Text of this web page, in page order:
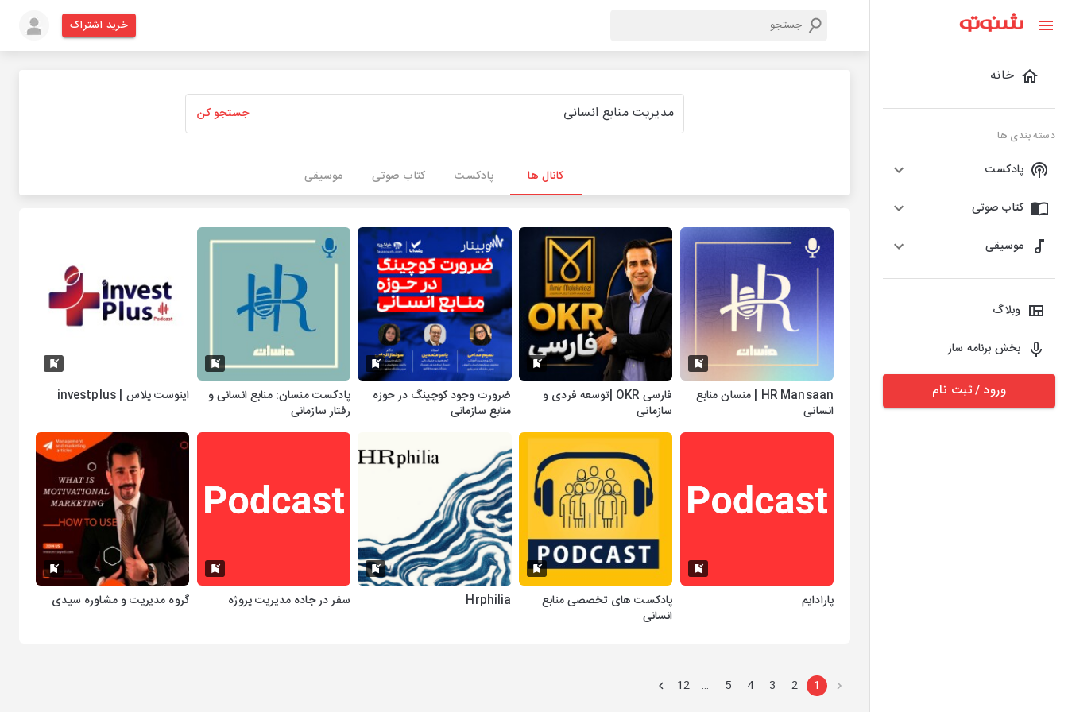
خانه
دسته بندی ها
پادکست
کتاب صوتی
موسیقی
وبلاگ
بخش برنامه ساز
ورود / ثبت نام
خرید اشتراک
جستجو کن
کانال ها پادکست کتاب صوتی موسیقی
HR Mansaan | منسان منابع
انسانی
فارسی OKR |توسعه فردی و
سازمانی
ضرورت وجود کوچینگ در حوزه
منابع سازمانی
پادکست منسان: منابع انسانی و
رفتار سازمانی
اینوست پلاس | investplus
پارادایم
پادکست های تخصصی منابع
انسانی
Hrphilia سفر در جاده مدیریت پروژه گروه مدیریت و مشاوره سیدی
1
2
3
4
5
…
12